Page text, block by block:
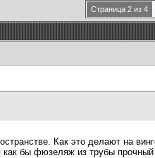
Страница 2 из 4
Как это делают на
бы фюзеляж из трубы прочный